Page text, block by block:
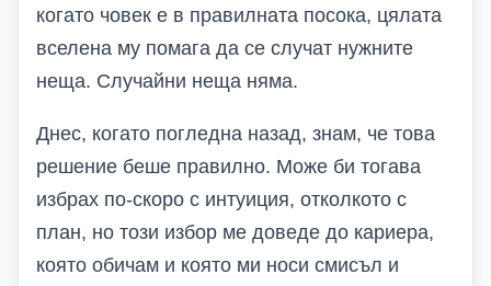
когато човек е в правилната посока, цялата
вселена му помага да се случат нужните
неща. Случайни неща няма.
Днес, когато погледна назад, знам, че това
решение беше правилно. Може би тогава
избрах по-скоро с интуиция, отколкото с
план, но този избор ме доведе до кариера,
която обичам и която ми носи смисъл и